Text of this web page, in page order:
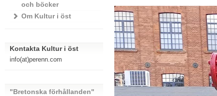
och böcker
Om Kultur i öst
Kontakta Kultur i öst
info(at)perenn.com
"Bretonska förhållanden"